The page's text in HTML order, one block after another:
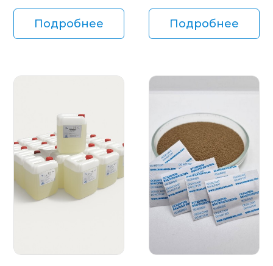
Подробнее Подробнее